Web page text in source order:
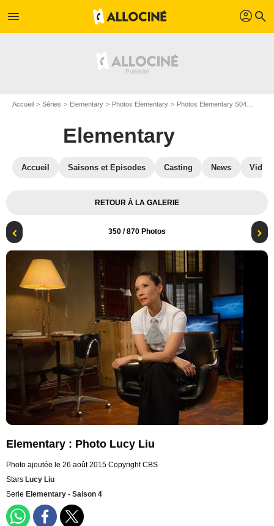
menu profil search
Accueil Séries Elementary Photos Elementary Photos Elementary S04
Elementary
Accueil Saisons et Episodes Casting News
RETOUR À LA GALERIE
350 / 870 Photos
Elementary : Photo Lucy Liu
Photo ajoutée le 26 août 2015 Copyright CBS
Stars Lucy Liu
Serie Elementary - Saison 4